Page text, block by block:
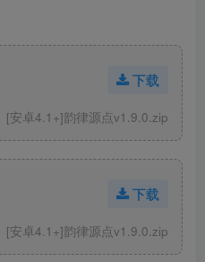
下载
[安卓4.1+]韵律源点v1.9.0.zip
下载
[安卓4.1+]韵律源点v1.9.0.zip